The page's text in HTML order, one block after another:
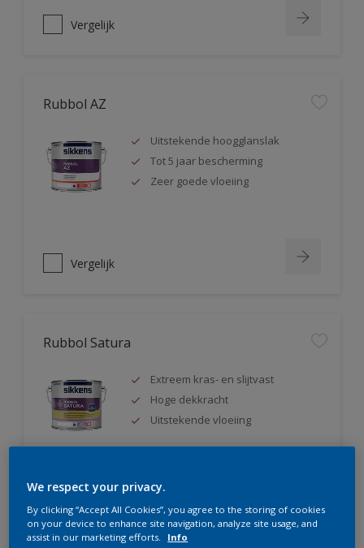
Vergelijk
Rubbol AZ
Uitstekende hoogglanslak
Tot 5 jaar bescherming
Zeer goede vloeiing
Vergelijk
Rubbol Satura
Extreem kras- en slijtvast
Hoge dekkracht
Uitstekende vloeiing
We respect your privacy.
By clicking “Accept All Cookies”, you agree to the storing of cookies
on your device to enhance site navigation, analyze site usage, and
assist in our marketing efforts.
Info